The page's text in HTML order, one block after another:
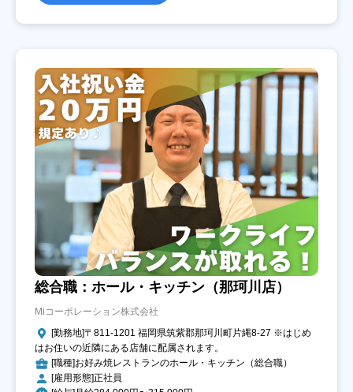
総合職：ホール・キッチン（那珂川店）
Miコーポレーション株式会社
[勤務地]〒811-1201 福岡県筑紫郡那珂川町片縄8-27 ※はじめ
はお住いの近隣にある店舗に配属されます。
[職種]お好み焼レストランのホール・キッチン（総合職）
[雇用形態]正社員